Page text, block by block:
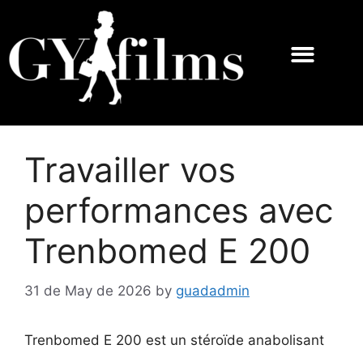
Travailler vos
performances avec
Trenbomed E 200
31 de May de 2026 by guadadmin
Trenbomed E 200 est un stéroïde anabolisant